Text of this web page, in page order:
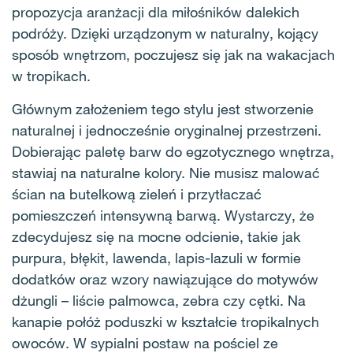
propozycja aranżacji dla miłośników dalekich
podróży. Dzięki urządzonym w naturalny, kojący
sposób wnętrzom, poczujesz się jak na wakacjach
w tropikach.
Głównym założeniem tego stylu jest stworzenie
naturalnej i jednocześnie oryginalnej przestrzeni.
Dobierając paletę barw do egzotycznego wnętrza,
stawiaj na naturalne kolory. Nie musisz malować
ścian na butelkową zieleń i przytłaczać
pomieszczeń intensywną barwą. Wystarczy, że
zdecydujesz się na mocne odcienie, takie jak
purpura, błękit, lawenda, lapis-lazuli w formie
dodatków oraz wzory nawiązujące do motywów
dżungli – liście palmowca, zebra czy cętki. Na
kanapie połóż poduszki w kształcie tropikalnych
owoców. W sypialni postaw na pościel ze